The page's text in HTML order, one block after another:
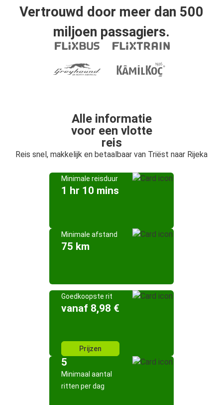
Vertrouwd door meer dan 500
miljoen passagiers.
Alle informatie
voor een vlotte
reis
Reis snel, makkelijk en betaalbaar van Triëst naar Rijeka
Minimale reisduur
1 hr 10 mins
Minimale afstand
75 km
Goedkoopste rit
vanaf 8,98 €
Prijzen
5
Minimaal aantal
ritten per dag